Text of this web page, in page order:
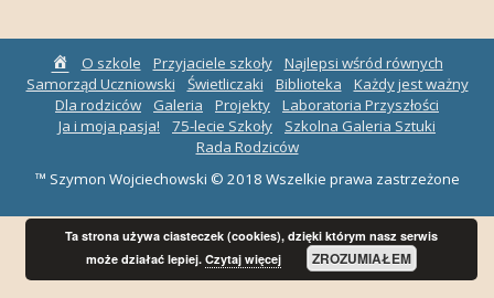
Strona
główna
O szkole Przyjaciele szkoły
Najlepsi wśród równych
Samorząd Uczniowski
Świetliczaki Biblioteka
Każdy jest ważny
Dla rodziców
Galeria Projekty
Laboratoria Przyszłości
Ja i moja pasja!
75-lecie Szkoły
Szkolna Galeria Sztuki
Rada Rodziców
™ Szymon Wojciechowski © 2018 Wszelkie prawa zastrzeżone
Ta strona używa ciasteczek (cookies), dzięki którym nasz serwis
może działać lepiej.Czytaj więcej ZROZUMIAŁEM